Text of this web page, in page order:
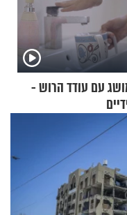
עם עודד הרוש -